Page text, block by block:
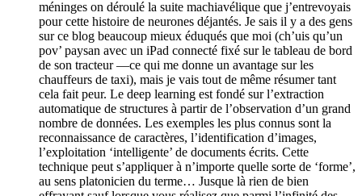
méninges on déroulé la suite machiavélique que j’entrevoyais
pour cette histoire de neurones déjantés. Je sais il y a des gens
sur ce blog beaucoup mieux éduqués que moi (ch’uis qu’un
pov’ paysan avec un iPad connecté fixé sur le tableau de bord
de son tracteur —ce qui me donne un avantage sur les
chauffeurs de taxi), mais je vais tout de même résumer tant
cela fait peur. Le deep learning est fondé sur l’extraction
automatique de structures à partir de l’observation d’un grand
nombre de données. Les exemples les plus connus sont la
reconnaissance de caractères, l’identification d’images,
l’exploitation ‘intelligente’ de documents écrits. Cette
technique peut s’appliquer à n’importe quelle sorte de ‘forme’,
au sens platonicien du terme… Jusque là rien de bien